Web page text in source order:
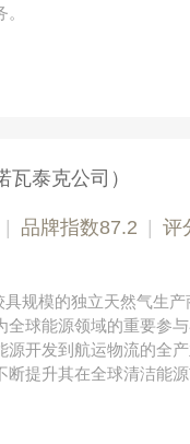
瓦泰克公司）
品牌指数87.2 评
规模的独立天然气生
球能源领域的重要参
开发到航运物流的全
提升其在全球清洁能